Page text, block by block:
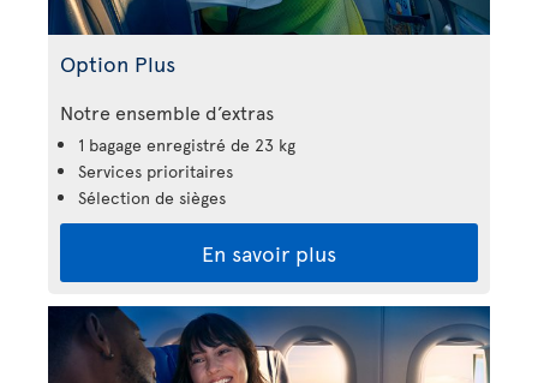
Option Plus
Notre ensemble d’extras
1 bagage enregistré de 23 kg
Services prioritaires
Sélection de sièges
En savoir plus